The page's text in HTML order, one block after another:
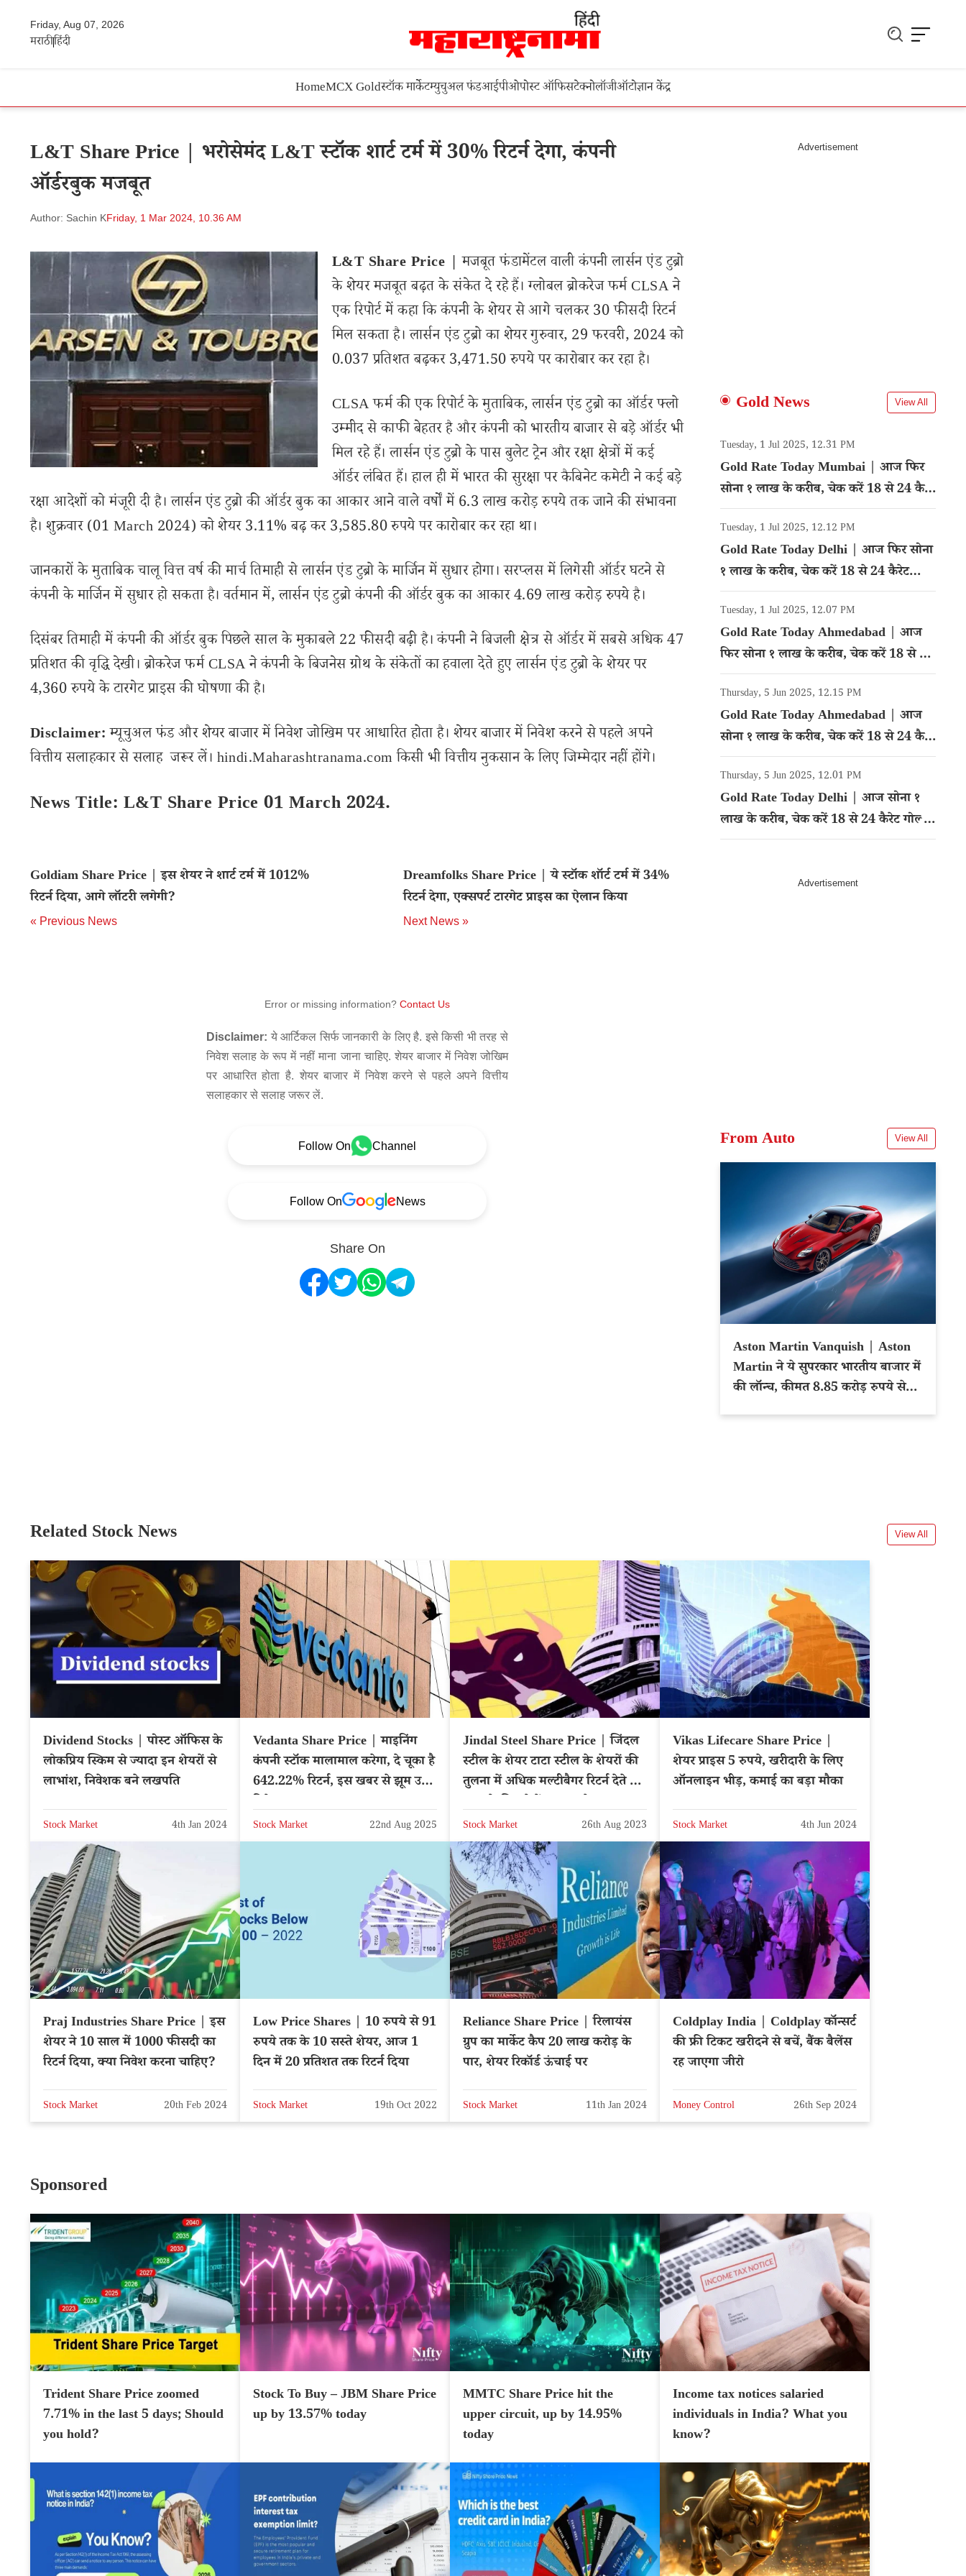
Friday, Aug 07, 2026
मराठीहिंदी
HomeMCX Goldस्टॉक मार्केटम्युचुअल फंडआईपीओपोस्ट ऑफिसटेक्नोलॉजीऑटोज्ञान केंद्र
L&T Share Price | भरोसेमंद L&T स्टॉक शार्ट टर्म में 30% रिटर्न देगा, कंपनी
ऑर्डरबुक मजबूत
Author: Sachin KFriday, 1 Mar 2024, 10.36 AM
L&T Share Price | मजबूत फंडामेंटल वाली कंपनी लार्सन एंड टुब्रो
के शेयर मजबूत बढ़त के संकेत दे रहे हैं। ग्लोबल ब्रोकरेज फर्म CLSA ने
एक रिपोर्ट में कहा कि कंपनी के शेयर से आगे चलकर 30 फीसदी रिटर्न
मिल सकता है। लार्सन एंड टुब्रो का शेयर गुरुवार, 29 फरवरी, 2024 को
0.037 प्रतिशत बढ़कर 3,471.50 रुपये पर कारोबार कर रहा है।
CLSA फर्म की एक रिपोर्ट के मुताबिक, लार्सन एंड टुब्रो का ऑर्डर फ्लो
उम्मीद से काफी बेहतर है और कंपनी को भारतीय बाजार से बड़े ऑर्डर भी
मिल रहे हैं। लार्सन एंड टुब्रो के पास बुलेट ट्रेन और रक्षा क्षेत्रों में कई
ऑर्डर लंबित हैं। हाल ही में भारत की सुरक्षा पर कैबिनेट कमेटी ने कई बड़े
रक्षा आदेशों को मंजूरी दी है। लार्सन एंड टुब्रो की ऑर्डर बुक का आकार आने वाले वर्षों में 6.3 लाख करोड़ रुपये तक जाने की संभावना
है। शुक्रवार (01 March 2024) को शेयर 3.11% बढ़ कर 3,585.80 रुपये पर कारोबार कर रहा था।
जानकारों के मुताबिक चालू वित्त वर्ष की मार्च तिमाही से लार्सन एंड टुब्रो के मार्जिन में सुधार होगा। सरप्लस में लिगेसी ऑर्डर घटने से
कंपनी के मार्जिन में सुधार हो सकता है। वर्तमान में, लार्सन एंड टुब्रो कंपनी की ऑर्डर बुक का आकार 4.69 लाख करोड़ रुपये है।
दिसंबर तिमाही में कंपनी की ऑर्डर बुक पिछले साल के मुकाबले 22 फीसदी बढ़ी है। कंपनी ने बिजली क्षेत्र से ऑर्डर में सबसे अधिक 47
प्रतिशत की वृद्धि देखी। ब्रोकरेज फर्म CLSA ने कंपनी के बिजनेस ग्रोथ के संकेतों का हवाला देते हुए लार्सन एंड टुब्रो के शेयर पर
4,360 रुपये के टारगेट प्राइस की घोषणा की है।
Disclaimer:म्यूचुअल फंड और शेयर बाजार में निवेश जोखिम पर आधारित होता है। शेयर बाजार में निवेश करने से पहले अपने
वित्तीय सलाहकार से सलाह जरूर लें। hindi.Maharashtranama.com किसी भी वित्तीय नुकसान के लिए जिम्मेदार नहीं होंगे।
News Title: L&T Share Price 01 March 2024.
Goldiam Share Price | इस शेयर ने शार्ट टर्म में 1012%
रिटर्न दिया, आगे लॉटरी लगेगी?
« Previous News
Dreamfolks Share Price | ये स्टॉक शॉर्ट टर्म में 34%
रिटर्न देगा, एक्सपर्ट टारगेट प्राइस का ऐलान किया
Next News »
Error or missing information? Contact Us
Disclaimer: ये आर्टिकल सिर्फ जानकारी के लिए है. इसे किसी भी तरह से
निवेश सलाह के रूप में नहीं माना जाना चाहिए. शेयर बाजार में निवेश जोखिम
पर आधारित होता है. शेयर बाजार में निवेश करने से पहले अपने वित्तीय
सलाहकार से सलाह जरूर लें.
Follow On Channel
Follow On News
Share On
Gold News View All
Tuesday, 1 Jul 2025, 12.31 PM
Gold Rate Today Mumbai | आज फिर
सोना १ लाख के करीब, चेक करें 18 से 24 कैरेट
गोल्ड का रेट
Tuesday, 1 Jul 2025, 12.12 PM
Gold Rate Today Delhi | आज फिर सोना
१ लाख के करीब, चेक करें 18 से 24 कैरेट
गोल्ड का रेट
Tuesday, 1 Jul 2025, 12.07 PM
Gold Rate Today Ahmedabad | आज
फिर सोना १ लाख के करीब, चेक करें 18 से 24
कैरेट गोल्ड का रेट
Thursday, 5 Jun 2025, 12.15 PM
Gold Rate Today Ahmedabad | आज
सोना १ लाख के करीब, चेक करें 18 से 24 कैरेट
गोल्ड का रेट
Thursday, 5 Jun 2025, 12.01 PM
Gold Rate Today Delhi | आज सोना १
लाख के करीब, चेक करें 18 से 24 कैरेट गोल्ड
का रेट
From Auto View All
Aston Martin Vanquish | Aston
Martin ने ये सुपरकार भारतीय बाजार में
की लॉन्च, कीमत 8.85 करोड़ रुपये से
Related Stock News View All
Dividend Stocks | पोस्ट ऑफिस के
लोकप्रिय स्किम से ज्यादा इन शेयरों से
लाभांश, निवेशक बने लखपति
Stock Market 4th Jan 2024
Vedanta Share Price | माइनिंग
कंपनी स्टॉक मालामाल करेगा, दे चूका है
642.22% रिटर्न, इस खबर से झूम उठेंगे
Stock Market 22nd Aug 2025
Jindal Steel Share Price | जिंदल
स्टील के शेयर टाटा स्टील के शेयरों की
तुलना में अधिक मल्टीबैगर रिटर्न देते हैं,
Stock Market 26th Aug 2023
Vikas Lifecare Share Price |
शेयर प्राइस 5 रुपये, खरीदारी के लिए
ऑनलाइन भीड़, कमाई का बड़ा मौका
Stock Market 4th Jun 2024
Praj Industries Share Price | इस
शेयर ने 10 साल में 1000 फीसदी का
रिटर्न दिया, क्या निवेश करना चाहिए?
Stock Market 20th Feb 2024
Low Price Shares | 10 रुपये से 91
रुपये तक के 10 सस्ते शेयर, आज 1
दिन में 20 प्रतिशत तक रिटर्न दिया
Stock Market 19th Oct 2022
Reliance Share Price | रिलायंस
ग्रुप का मार्केट कैप 20 लाख करोड़ के
पार, शेयर रिकॉर्ड ऊंचाई पर
Stock Market 11th Jan 2024
Coldplay India | Coldplay कॉन्सर्ट
की फ्री टिकट खरीदने से बचें, बैंक बैलेंस
रह जाएगा जीरो
Money Control 26th Sep 2024
Sponsored
Trident Share Price zoomed
7.71% in the last 5 days; Should
you hold?
Stock To Buy – JBM Share Price
up by 13.57% today
MMTC Share Price hit the
upper circuit, up by 14.95%
today
Income tax notices salaried
individuals in India? What you
know?